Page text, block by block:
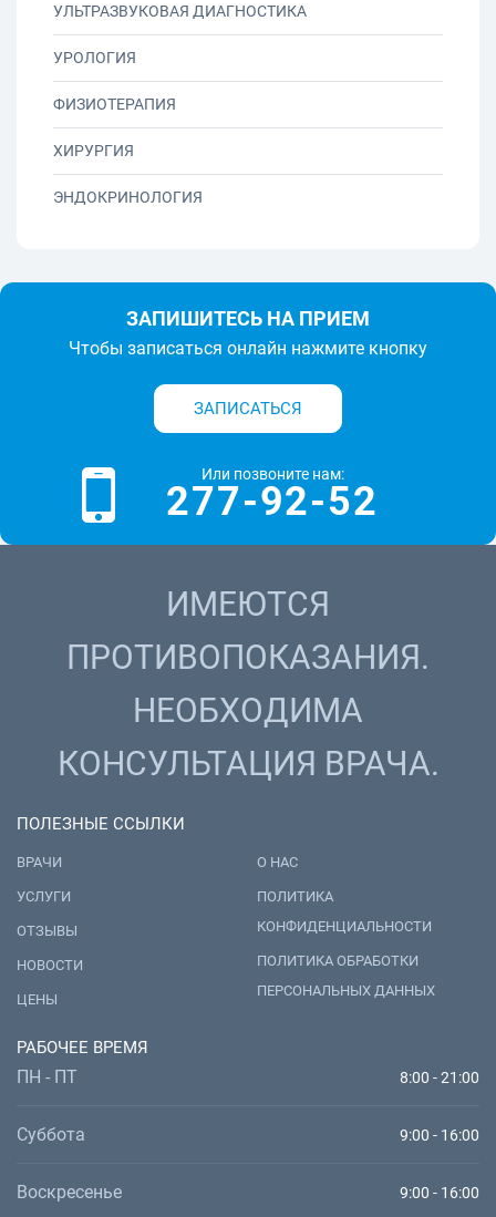
УЛЬТРАЗВУКОВАЯ ДИАГНОСТИКА
УРОЛОГИЯ
ФИЗИОТЕРАПИЯ
ХИРУРГИЯ
ЭНДОКРИНОЛОГИЯ
ЗАПИШИТЕСЬ НА ПРИЕМ
Чтобы записаться онлайн нажмите кнопку
ЗАПИСАТЬСЯ
Или позвоните нам:
277-92-52
ИМЕЮТСЯ
ПРОТИВОПОКАЗАНИЯ.
НЕОБХОДИМА
КОНСУЛЬТАЦИЯ ВРАЧА.
ПОЛЕЗНЫЕ ССЫЛКИ
ВРАЧИ
УСЛУГИ
ОТЗЫВЫ
НОВОСТИ
ЦЕНЫ
О НАС
ПОЛИТИКА
КОНФИДЕНЦИАЛЬНОСТИ
ПОЛИТИКА ОБРАБОТКИ
ПЕРСОНАЛЬНЫХ ДАННЫХ
РАБОЧЕЕ ВРЕМЯ
ПН - ПТ 8:00 - 21:00
Суббота 9:00 - 16:00
Воскресенье 9:00 - 16:00